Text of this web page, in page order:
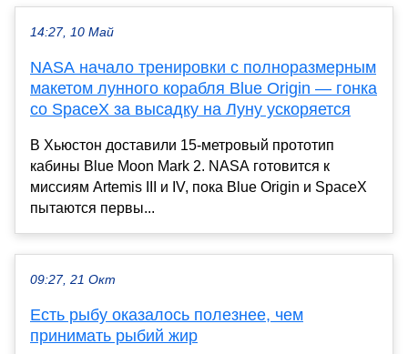
14:27, 10 Май
NASA начало тренировки с полноразмерным
макетом лунного корабля Blue Origin — гонка
со SpaceX за высадку на Луну ускоряется
В Хьюстон доставили 15-метровый прототип
кабины Blue Moon Mark 2. NASA готовится к
миссиям Artemis III и IV, пока Blue Origin и SpaceX
пытаются первы...
09:27, 21 Окт
Есть рыбу оказалось полезнее, чем
принимать рыбий жир